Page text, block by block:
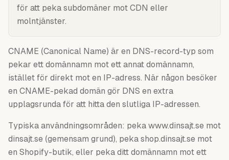
för att peka subdomäner mot CDN eller
molntjänster.
CNAME (Canonical Name) är en DNS-record-typ som
pekar ett domännamn mot ett annat domännamn,
istället för direkt mot en IP-adress. När någon besöker
en CNAME-pekad domän gör DNS en extra
upplagsrunda för att hitta den slutliga IP-adressen.
Typiska användningsområden: peka www.dinsajt.se mot
dinsajt.se (gemensam grund), peka shop.dinsajt.se mot
en Shopify-butik, eller peka ditt domännamn mot ett